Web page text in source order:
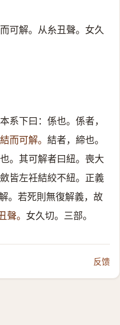
可解。从糸丑聲。女久
系下曰：係也。係者，
而可解。 結者，締也。
。其可解者曰紐。喪大
皆左衽結絞不紐。正義
。若死則無復解義，故
聲。 女久切。三部。
反馈